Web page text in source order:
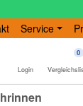
Service
Login
0